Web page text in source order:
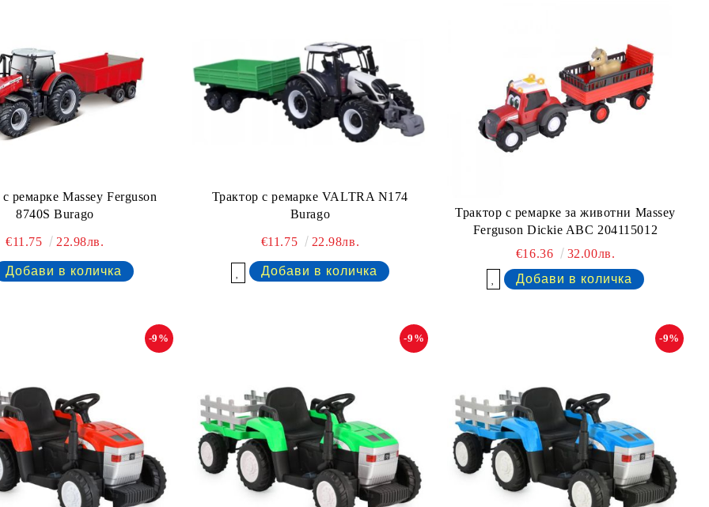
ремарке Massey Ferguson
8740S Burago
€11.75 22.98лв.
Трактор с ремарке VALTRA N174
Burago
€11.75 22.98лв.
Трактор с ремарке за животни Massey
Ferguson Dickie ABC 204115012
€16.36
32.00лв.
-9% -9% -9%